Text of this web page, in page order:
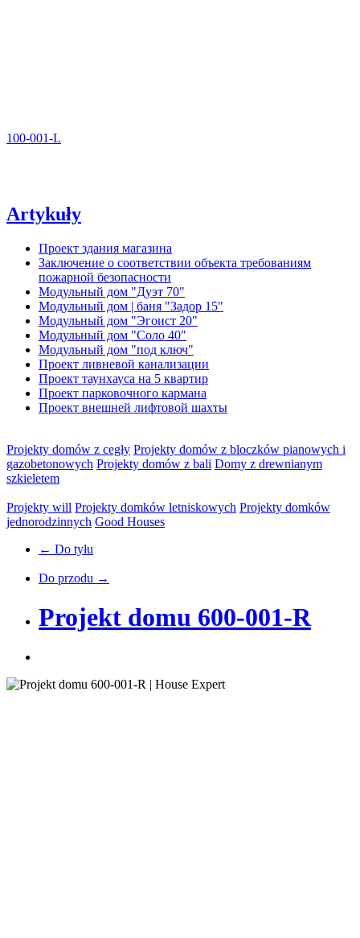
100-001-L
Artykuły
Проект здания магазина
Заключение о соответствии объекта требованиям
пожарной безопасности
Модульный дом "Дуэт 70"
Модульный дом | баня "Задор 15"
Модульный дом "Эгоист 20"
Модульный дом "Соло 40"
Модульный дом "под ключ"
Проект ливневой канализации
Проект таунхауса на 5 квартир
Проект парковочного кармана
Проект внешней лифтовой шахты
Projekty domów z cegły Projekty domów z bloczków pianowych i
gazobetonowych Projekty domów z bali Domy z drewnianym
szkieletem
Projekty will Projekty domków letniskowych Projekty domków
jednorodzinnych Good Houses
← Do tyłu
Do przodu →
Projekt domu 600-001-R